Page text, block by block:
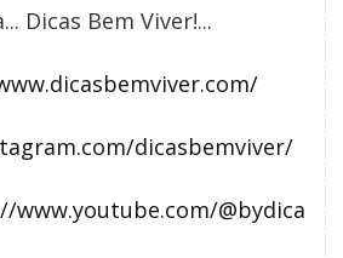
Dicas Bem Viver!...
dicasbemviver/
www.youtube.com/@bydica